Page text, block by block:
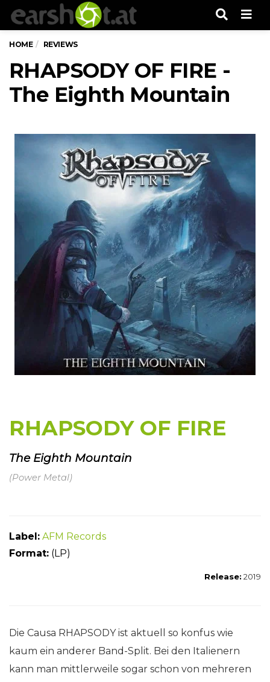
HOME REVIEWS
RHAPSODY OF FIRE -
The Eighth Mountain
RHAPSODY OF FIRE
The Eighth Mountain
(Power Metal)
Label: AFM Records
Format: (LP)
Release: 2019
Die Causa RHAPSODY ist aktuell so konfus wie
kaum ein anderer Band-Split. Bei den Italienern
kann man mittlerweile sogar schon von mehreren